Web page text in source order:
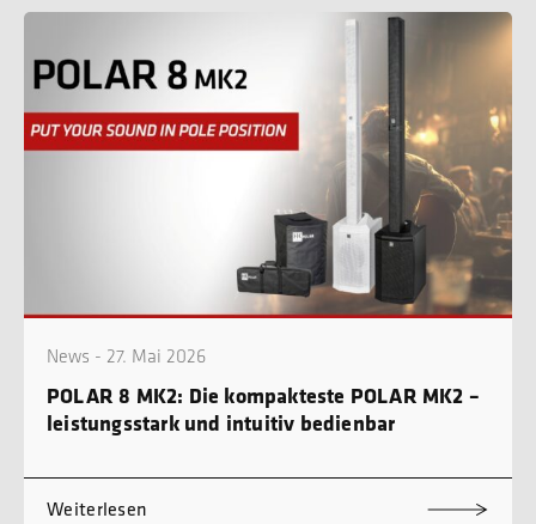
News - 27. Mai 2026
POLAR 8 MK2: Die kompakteste POLAR MK2 –
leistungsstark und intuitiv bedienbar
Weiterlesen